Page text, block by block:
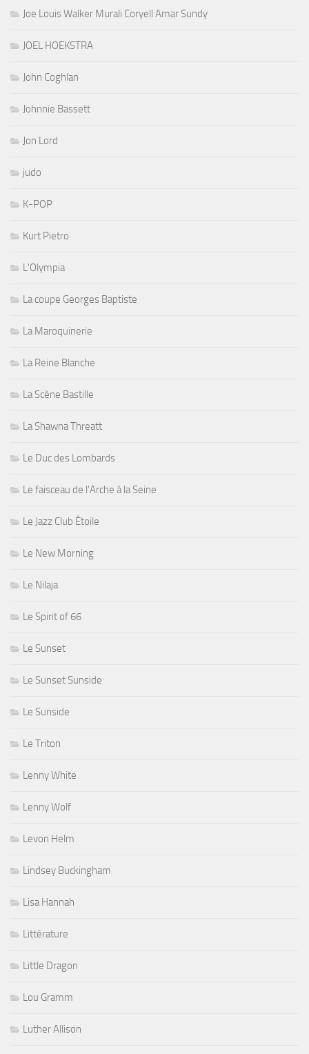
Joe Louis Walker Murali Coryell Amar Sundy
JOEL HOEKSTRA
John Coghlan
Johnnie Bassett
Jon Lord
judo
K-POP
Kurt Pietro
L'Olympia
La coupe Georges Baptiste
La Maroquinerie
La Reine Blanche
La Scène Bastille
La Shawna Threatt
Le Duc des Lombards
Le faisceau de l'Arche à la Seine
Le Jazz Club Étoile
Le New Morning
Le Nilaja
Le Spirit of 66
Le Sunset
Le Sunset Sunside
Le Sunside
Le Triton
Lenny White
Lenny Wolf
Levon Helm
Lindsey Buckingham
Lisa Hannah
Littérature
Little Dragon
Lou Gramm
Luther Allison